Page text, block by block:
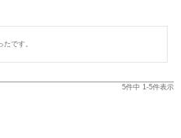
です。
5件中 1-5件表示